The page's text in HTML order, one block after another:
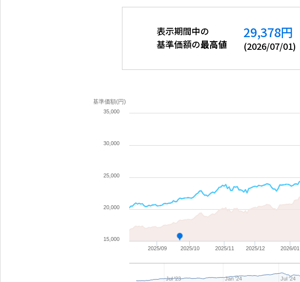
表示期間中の
基準価額の最高値
29,378円
(2026/07/01)
基準価額(円)
2025/09 2025/10 2025/11 2025/12 2026/01
Jul '23 Jan '24 Jul '24
15,000
20,000
25,000
30,000
35,000